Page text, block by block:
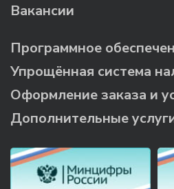
Вакансии
Программное
Упрощённая система
Оформление заказа и
Дополнительные